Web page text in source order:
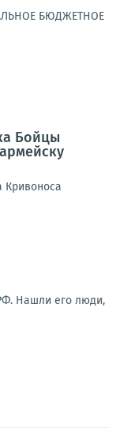
БЮДЖЕТНОЕ
Бойцы
Кривоноса
Нашли его люди,